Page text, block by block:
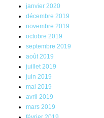
janvier 2020
décembre 2019
novembre 2019
octobre 2019
septembre 2019
août 2019
juillet 2019
juin 2019
mai 2019
avril 2019
mars 2019